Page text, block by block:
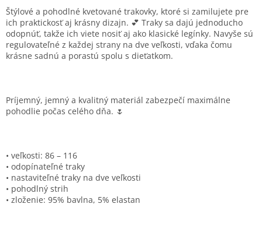
Štýlové a pohodlné kvetované trakovky, ktoré si zamilujete pre
ich praktickosť aj krásny dizajn. 💕 Traky sa dajú jednoducho
odopnúť, takže ich viete nosiť aj ako klasické legínky. Navyše sú
regulovateľné z každej strany na dve veľkosti, vďaka čomu
krásne sadnú a porastú spolu s dieťatkom.
Príjemný, jemný a kvalitný materiál zabezpečí maximálne
pohodlie počas celého dňa. 🌷
• veľkosti: 86 – 116
• odopínateľné traky
• nastaviteľné traky na dve veľkosti
• pohodlný strih
• zloženie: 95% bavlna, 5% elastan